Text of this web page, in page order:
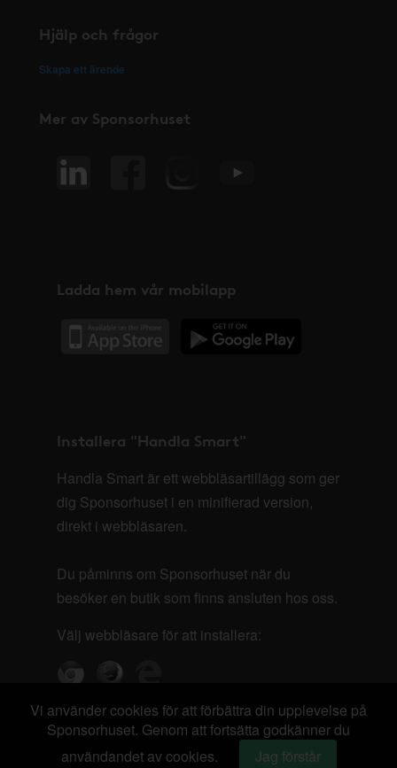
Hjälp och frågor
Skapa ett ärende
Mer av Sponsorhuset
Ladda hem vår mobilapp
Installera "Handla Smart"
Handla Smart är ett webbläsartillägg som ger
dig Sponsorhuset i en minifierad version,
direkt i webbläsaren.
Du påminns om Sponsorhuset när du
besöker en butik som finns ansluten hos oss.
Välj webbläsare för att installera:
Vi använder cookies för att förbättra din upplevelse på
Sponsorhuset. Genom att fortsätta godkänner du
användandet av cookies.
Jag förstår